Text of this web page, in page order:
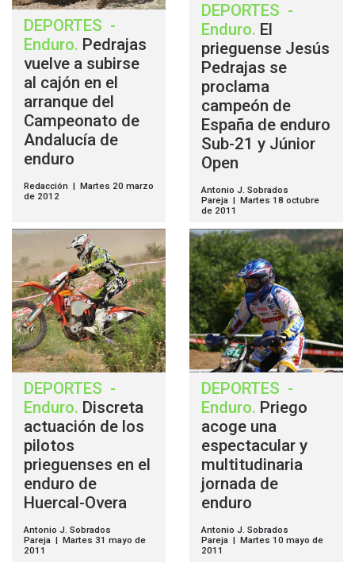
DEPORTES -
Enduro. Pedrajas
vuelve a subirse
al cajón en el
arranque del
Campeonato de
Andalucía de
enduro
Redacción | Martes 20 marzo
de 2012
DEPORTES -
Enduro. El
prieguense Jesús
Pedrajas se
proclama
campeón de
España de enduro
Sub-21 y Júnior
Open
Antonio J. Sobrados
Pareja | Martes 18 octubre
de 2011
DEPORTES -
Enduro. Discreta
actuación de los
pilotos
prieguenses en el
enduro de
Huercal-Overa
Antonio J. Sobrados
Pareja | Martes 31 mayo de
2011
DEPORTES -
Enduro. Priego
acoge una
espectacular y
multitudinaria
jornada de
enduro
Antonio J. Sobrados
Pareja | Martes 10 mayo de
2011